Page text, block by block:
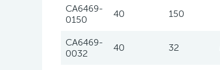
CA6469-
0150
40 150
CA6469-
0032
40 32